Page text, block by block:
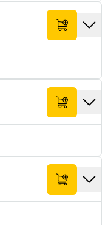
250
310
279.- CHF